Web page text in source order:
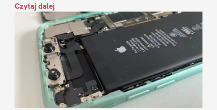
Czytaj dalej